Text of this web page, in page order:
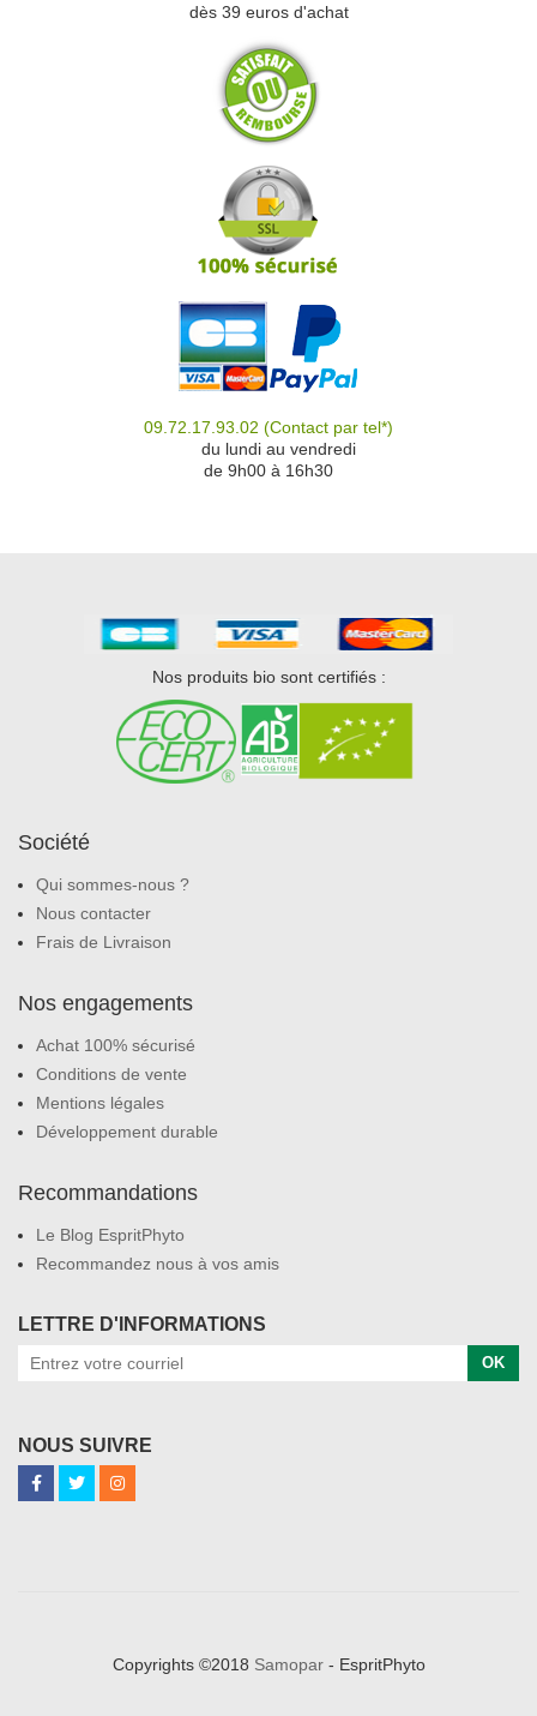
dès 39 euros d'achat
09.72.17.93.02 (Contact par tel*)
du lundi au vendredi
de 9h00 à 16h30
Nos produits bio sont certifiés :
Société
Qui sommes-nous ?
Nous contacter
Frais de Livraison
Nos engagements
Achat 100% sécurisé
Conditions de vente
Mentions légales
Développement durable
Recommandations
Le Blog EspritPhyto
Recommandez nous à vos amis
LETTRE D'INFORMATIONS
OK
NOUS SUIVRE
Copyrights ©2018 Samopar- EspritPhyto